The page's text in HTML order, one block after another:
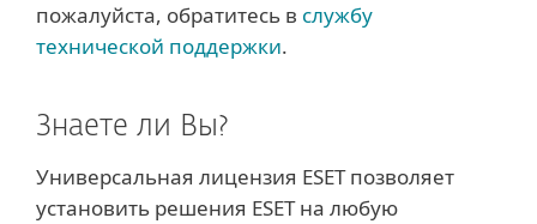
пожалуйста, обратитесь в службу
технической поддержки.
Знаете ли Вы?
Универсальная лицензия ESET позволяет
установить решения ESET на любую